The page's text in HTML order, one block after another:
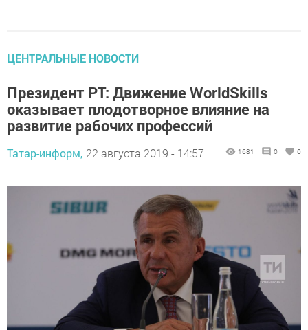
ЦЕНТРАЛЬНЫЕ НОВОСТИ
Президент РТ: Движение WorldSkills
оказывает плодотворное влияние на
развитие рабочих профессий
Татар-информ, 22 августа 2019 - 14:57 1681 0 0